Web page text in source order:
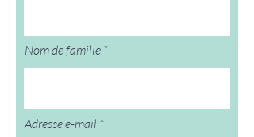
Nom de famille
Adresse e-mail